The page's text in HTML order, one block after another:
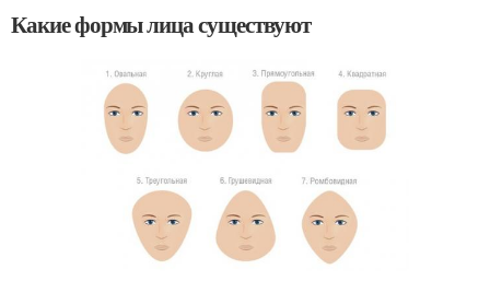
Какие формы лица существуют